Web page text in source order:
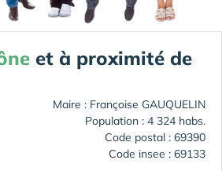
et à proximité de
Maire : Françoise GAUQUELIN
Population : 4 324 habs.
Code postal : 69390
Code insee : 69133